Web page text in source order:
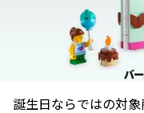
誕生日ならではの対